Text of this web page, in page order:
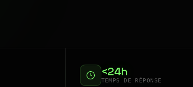
<24h
TEMPS DE RÉPONSE